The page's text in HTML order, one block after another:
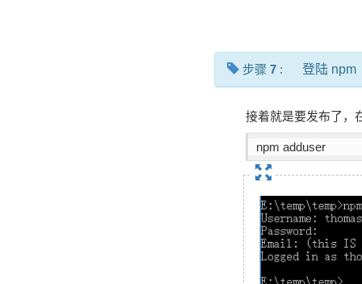
步骤 7 : 登陆 npm
接着就是要发布了，
npm adduser